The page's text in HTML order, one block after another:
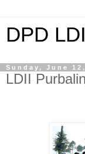
DPD
Sunday, June
LDII